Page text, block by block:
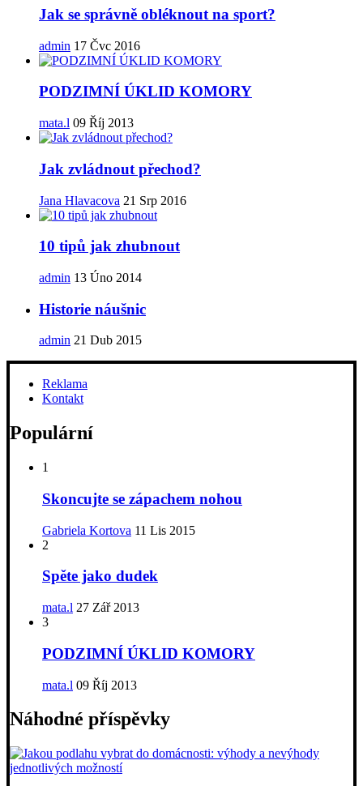
Jak se správně obléknout na sport?
admin 17 Čvc 2016
PODZIMNÍ ÚKLID KOMORY
mata.l 09 Říj 2013
Jak zvládnout přechod?
Jana Hlavacova 21 Srp 2016
10 tipů jak zhubnout
admin 13 Úno 2014
Historie náušnic
admin 21 Dub 2015
Reklama
Kontakt
Populární
1
Skoncujte se zápachem nohou
Gabriela Kortova 11 Lis 2015
2
Spěte jako dudek
mata.l 27 Zář 2013
3
PODZIMNÍ ÚKLID KOMORY
mata.l 09 Říj 2013
Náhodné příspěvky